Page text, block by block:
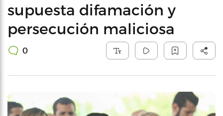
supuesta difamación y
persecución maliciosa
0